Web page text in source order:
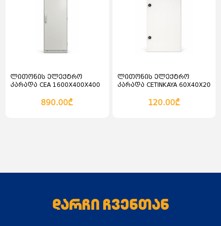
კალათაში დამატება კალათაში დამატება
ლითონის ელექტრო
კარადა CEA 1600X400X400
890.00₾
ლითონის ელექტრო
კარადა CETINKAYA 60X40X20
120.00₾
დარჩი ჩვენთან